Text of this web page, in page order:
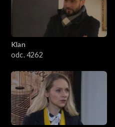
Klan
odc. 4262